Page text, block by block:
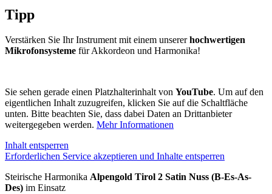
Tipp
Verstärken Sie Ihr Instrument mit einem unsererhochwertigen
Mikrofonsysteme für Akkordeon und Harmonika!
Sie sehen gerade einen Platzhalterinhalt von YouTube. Um auf den
eigentlichen Inhalt zuzugreifen, klicken Sie auf die Schaltfläche
unten. Bitte beachten Sie, dass dabei Daten an Drittanbieter
weitergegeben werden. Mehr Informationen
Inhalt entsperren
Erforderlichen Service akzeptieren und Inhalte entsperren
Steirische Harmonika Alpengold Tirol 2 Satin Nuss (B-Es-As-
Des) im Einsatz